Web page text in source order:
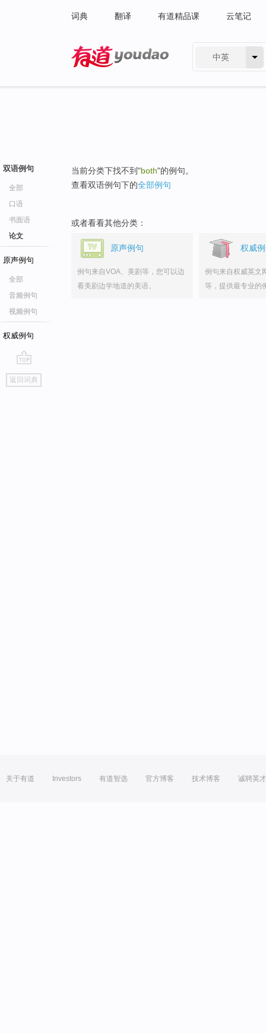
词典 翻译 有道精品课 云笔记
中英
双语例句
全部
口语
书面语
论文
原声例句
全部
音频例句
视频例句
权威例句
go
top
返回词典
当前分类下找不到"both"的例句。
查看双语例句下的全部例句
或者看看其他分类：
原声例句
例句来自VOA、美剧等，您可以边
看美剧边学地道的美语。
权威
例句来自权威英文
等，提供最专业的
关于有道 Investors 有道智选 官方博客 技术博客 诚聘英才